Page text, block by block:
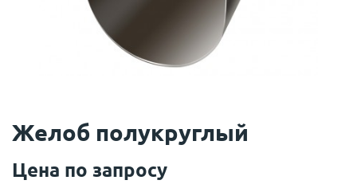
Желоб полукруглый
Цена по запросу